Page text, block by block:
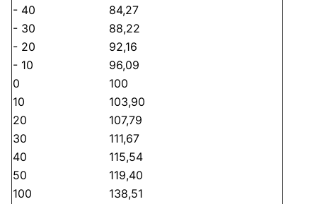
- 40
84,27
- 30
88,22
- 20
92,16
- 10
96,09
0
100
10
103,90
20
107,79
30
111,67
40
115,54
50
119,40
100
138,51